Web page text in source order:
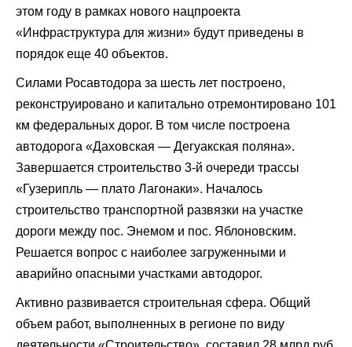
этом году в рамках нового нацпроекта
«Инфраструктура для жизни» будут приведены в
порядок еще 40 объектов.
Силами Росавтодора за шесть лет построено,
реконструировано и капитально отремонтировано 101
км федеральных дорог. В том числе построена
автодорога «Даховская — Дегуакская поляна».
Завершается строительство 3-й очереди трассы
«Гузерипль — плато Лагонаки». Началось
строительство транспортной развязки на участке
дороги между пос. Энемом и пос. Яблоновским.
Решается вопрос с наиболее загруженными и
аварийно опасными участками автодорог.
Активно развивается строительная сфера. Общий
объем работ, выполненных в регионе по виду